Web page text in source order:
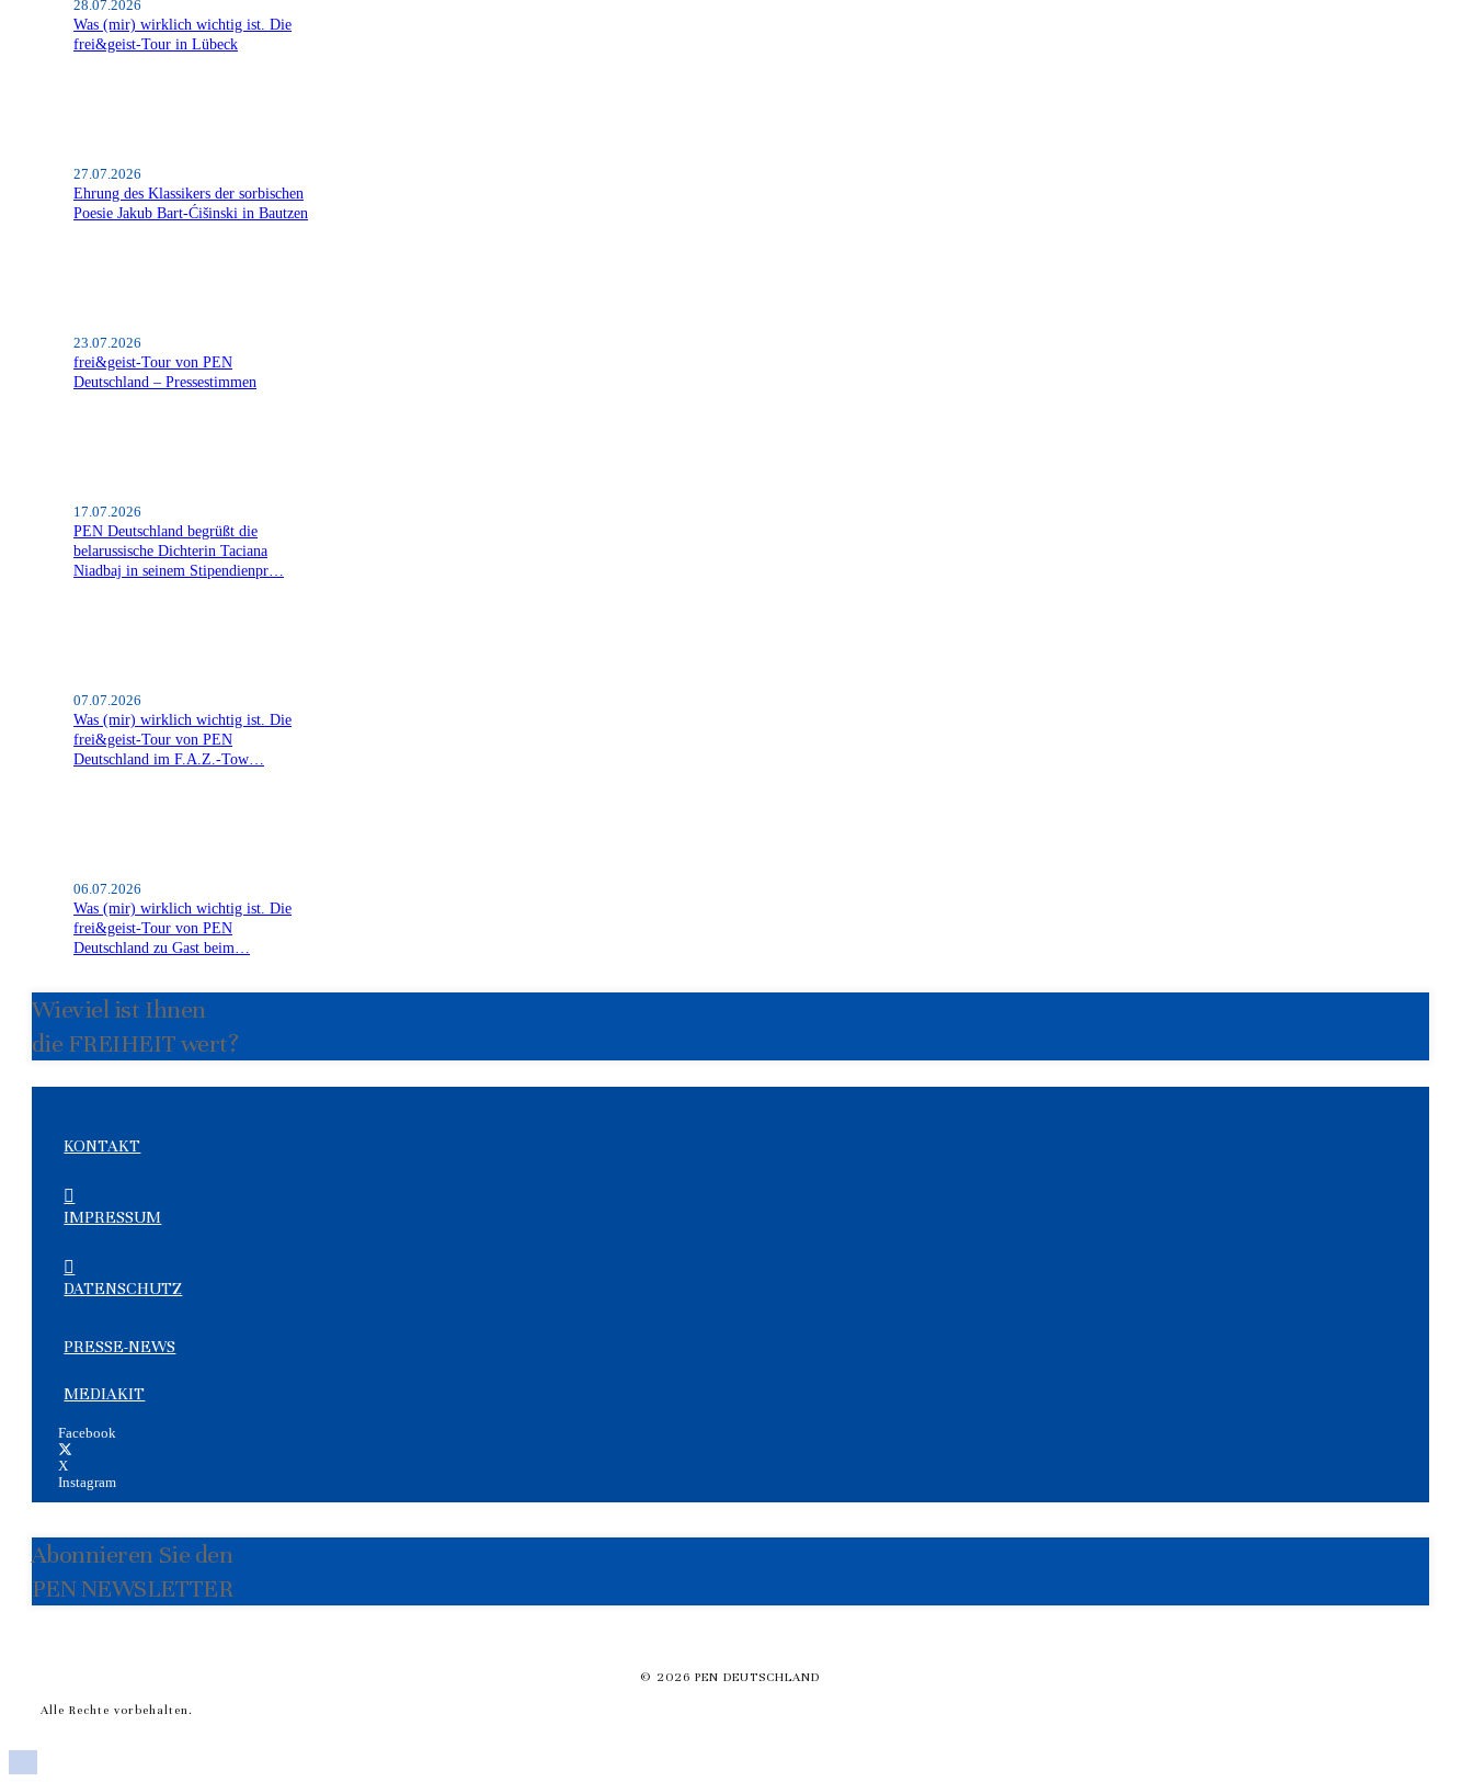
28.07.2026
Was (mir) wirklich wichtig ist. Die
frei&geist-Tour in Lübeck
27.07.2026
Ehrung des Klassikers der sorbischen
Poesie Jakub Bart-Ćišinski in Bautzen
23.07.2026
frei&geist-Tour von PEN
Deutschland – Pressestimmen
17.07.2026
PEN Deutschland begrüßt die
belarussische Dichterin Taciana
Niadbaj in seinem Stipendienpr…
07.07.2026
Was (mir) wirklich wichtig ist. Die
frei&geist-Tour von PEN
Deutschland im F.A.Z.-Tow…
06.07.2026
Was (mir) wirklich wichtig ist. Die
frei&geist-Tour von PEN
Deutschland zu Gast beim…
Wieviel ist Ihnen
die FREIHEIT wert?
KONTAKT
IMPRESSUM
DATENSCHUTZ
PRESSE-NEWS
MEDIAKIT
Facebook
X
Instagram
Abonnieren Sie den
PEN NEWSLETTER
© 2026 PEN DEUTSCHLAND
Alle Rechte vorbehalten.